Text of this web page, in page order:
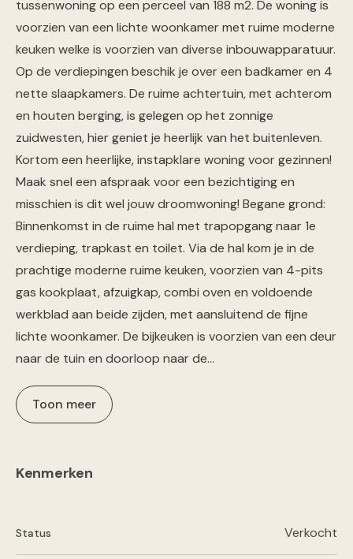
tussenwoning op een perceel van 188 m2. De woning is
voorzien van een lichte woonkamer met ruime moderne
keuken welke is voorzien van diverse inbouwapparatuur.
Op de verdiepingen beschik je over een badkamer en 4
nette slaapkamers. De ruime achtertuin, met achterom
en houten berging, is gelegen op het zonnige
zuidwesten, hier geniet je heerlijk van het buitenleven.
Kortom een heerlijke, instapklare woning voor gezinnen!
Maak snel een afspraak voor een bezichtiging en
misschien is dit wel jouw droomwoning! Begane grond:
Binnenkomst in de ruime hal met trapopgang naar 1e
verdieping, trapkast en toilet. Via de hal kom je in de
prachtige moderne ruime keuken, voorzien van 4-pits
gas kookplaat, afzuigkap, combi oven en voldoende
werkblad aan beide zijden, met aansluitend de fijne
lichte woonkamer. De bijkeuken is voorzien van een deur
naar de tuin en doorloop naar de…
Toon meer
Kenmerken
Status Verkocht